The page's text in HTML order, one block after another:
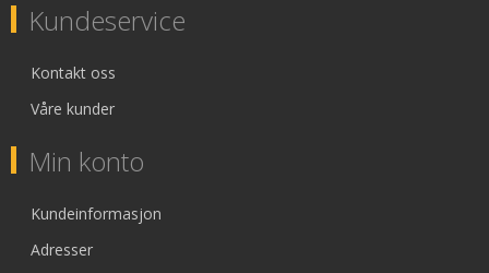
Kundeservice
Kontakt oss
Våre kunder
Min konto
Kundeinformasjon
Adresser